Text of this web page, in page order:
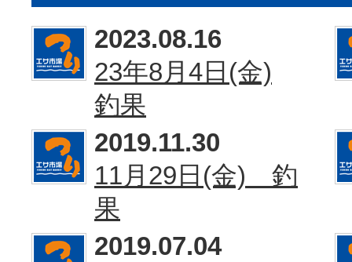
2023.08.16
23年8月4日(金)
釣果
2019.11.30
11月29日(金) 釣
果
2019.07.04